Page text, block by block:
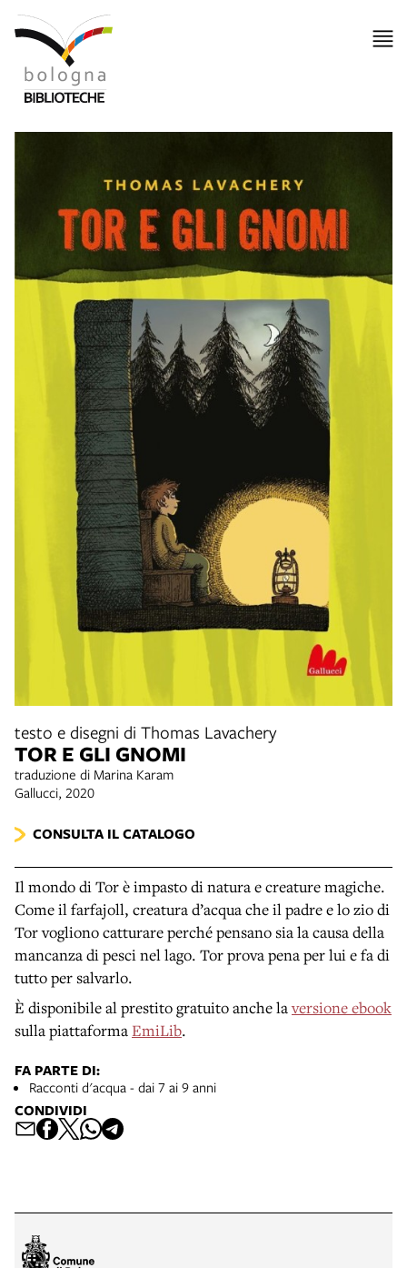
testo e disegni di Thomas Lavachery
TOR E GLI GNOMI
traduzione di Marina Karam
Gallucci, 2020
CONSULTA IL CATALOGO
Il mondo di Tor è impasto di natura e creature magiche.
Come il farfajoll, creatura d’acqua che il padre e lo zio di
Tor vogliono catturare perché pensano sia la causa della
mancanza di pesci nel lago. Tor prova pena per lui e fa di
tutto per salvarlo.
È disponibile al prestito gratuito anche laversione ebook
sulla piattaformaEmiLib.
FA PARTE DI:
Racconti d'acqua - dai 7 ai 9 anni
CONDIVIDI